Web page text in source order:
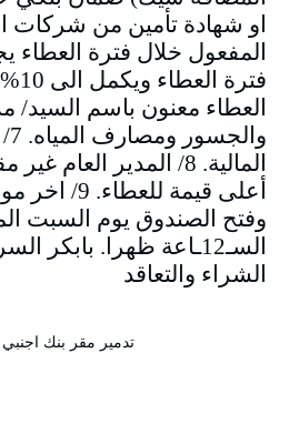
او شهادة تأمين من شركات
المفعول خلال فترة العطاء
العطاء معنون باسم السيد/
المالية. 8/ المدير العام
أعلى قيمة
السـ12ـاعة ظهرا. بابكر
الشراء والتعاقد
تدمير مقر بنك